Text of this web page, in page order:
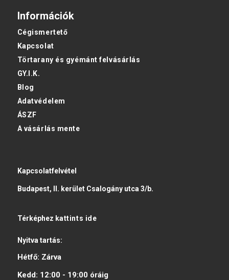
Információk
Cégismertető
Kapcsolat
Törtarany és gyémánt felvásárlás
GY.I.K.
Blog
Adatvédelem
ÁSZF
A vásárlás mente
Kapcsolatfelvétel
Budapest, II. kerület Csalogány utca 3/b.
Térképhez kattints ide
Nyitva tartás:
Hétfő: Zárva
Kedd: 12:00 - 19:00 óráig